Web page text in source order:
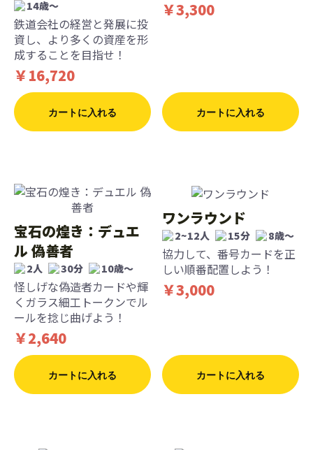
14歳〜
鉄道会社の経営と発展に投
資し、より多くの資産を形
成することを目指せ！
￥16,720
カートに入れる
￥3,300
カートに入れる
宝石の煌き：デュエ
ル 偽善者
2人 30分 10歳〜
怪しげな偽造者カードや輝
くガラス細工トークンでル
ールを捻じ曲げよう！
￥2,640
カートに入れる
ワンラウンド
2~12人 15分 8歳〜
協力して、番号カードを正
しい順番配置しよう！
￥3,000
カートに入れる